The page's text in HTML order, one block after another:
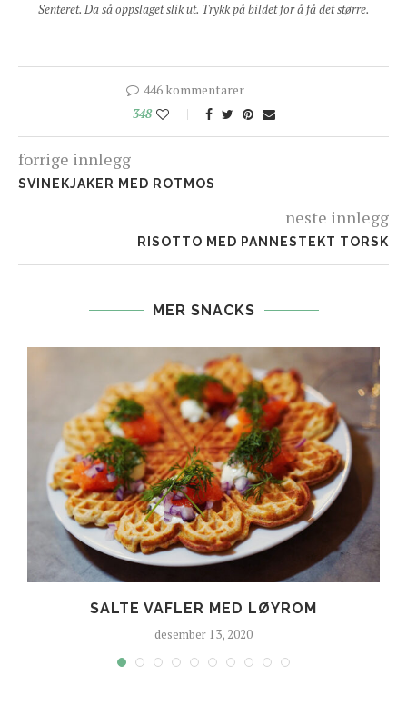
Senteret. Da så oppslaget slik ut. Trykk på bildet for å få det større.
446 kommentarer
348
forrige innlegg
SVINEKJAKER MED ROTMOS
neste innlegg
RISOTTO MED PANNESTEKT TORSK
MER SNACKS
SALTE VAFLER MED LØYROM
desember 13, 2020